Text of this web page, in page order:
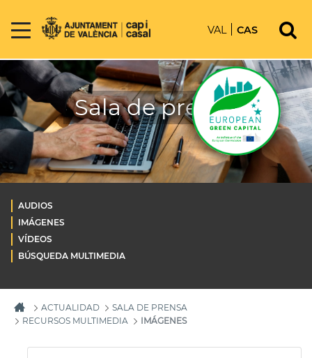
VAL CAS
Sala de prensa
AUDIOS
IMÁGENES
VÍDEOS
BÚSQUEDA MULTIMEDIA
ACTUALIDAD
SALA DE PRENSA
RECURSOS MULTIMEDIA
IMÁGENES